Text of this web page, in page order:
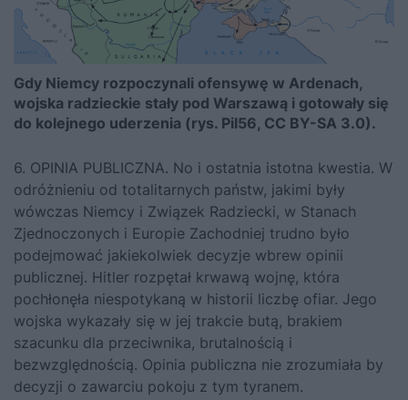
Gdy Niemcy rozpoczynali ofensywę w Ardenach,
wojska radzieckie stały pod Warszawą i gotowały się
do kolejnego uderzenia (rys. Pil56, CC BY-SA 3.0).
6. OPINIA PUBLICZNA. No i ostatnia istotna kwestia. W
odróżnieniu od totalitarnych państw, jakimi były
wówczas Niemcy i Związek Radziecki, w Stanach
Zjednoczonych i Europie Zachodniej trudno było
podejmować jakiekolwiek decyzje wbrew opinii
publicznej. Hitler rozpętał krwawą wojnę, która
pochłonęła niespotykaną w historii liczbę ofiar. Jego
wojska wykazały się w jej trakcie butą, brakiem
szacunku dla przeciwnika, brutalnością i
bezwzględnością. Opinia publiczna nie zrozumiała by
decyzji o zawarciu pokoju z tym tyranem.